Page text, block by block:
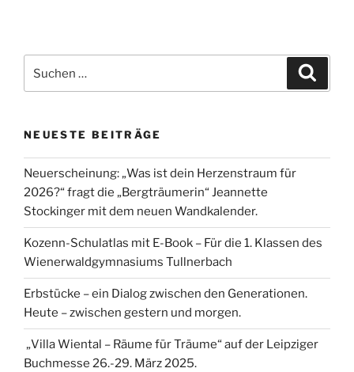
nach:
NEUESTE BEITRÄGE
Neuerscheinung: „Was ist dein Herzenstraum für
2026?“ fragt die „Bergträumerin“ Jeannette
Stockinger mit dem neuen Wandkalender.
Kozenn-Schulatlas mit E-Book – Für die 1. Klassen des
Wienerwaldgymnasiums Tullnerbach
Erbstücke – ein Dialog zwischen den Generationen.
Heute – zwischen gestern und morgen.
„Villa Wiental – Räume für Träume“ auf der Leipziger
Buchmesse 26.-29. März 2025.